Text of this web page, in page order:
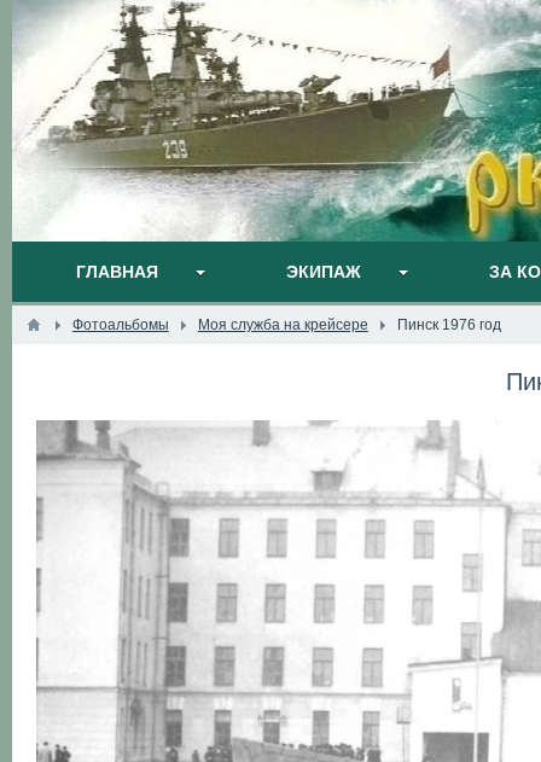
ГЛАВНАЯ ЭКИПАЖ ЗА
Фотоальбомы Моя служба на крейсере Пинск 1976 год